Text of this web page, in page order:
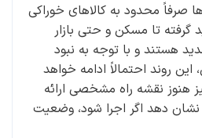
صرفاً محدود به کالاهای خوراکی
گرفته تا مسکن و حتی بازار
هستند و با توجه به نبود
روند احتمالاً ادامه خواهد
هنوز نقشه راه مشخصی ارائه
نشان دهد اگر اجرا شود، وضعیت